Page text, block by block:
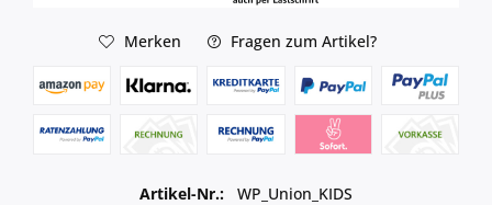
Merken Fragen zum Artikel?
Artikel-Nr.:
WP_Union_KIDS